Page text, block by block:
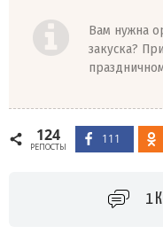
Вам нужна
закуска?
124
РЕПОСТЫ
111
1